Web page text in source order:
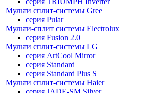
серия TRIUMPH Inverter
Мульти сплит-системы Gree
серия Pular
Мульти-сплит системы Electrolux
серия Fusion 2.0
Мульти сплит-системы LG
серия ArtCool Mirror
серия Standard
серия Standard Plus S
Мульти сплит-системы Haier